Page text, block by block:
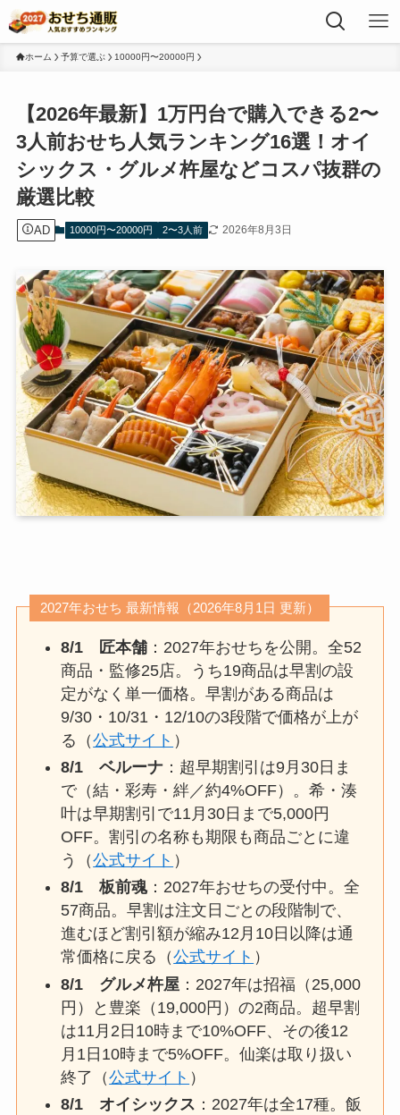
ホーム 予算で選ぶ 10000円〜20000円
【2026年最新】1万円台で購入できる2〜
3人前おせち人気ランキング16選！オイ
シックス・グルメ杵屋などコスパ抜群の
厳選比較
AD 10000円〜20000円 2〜3人前 2026年8月3日
2027年おせち 最新情報（2026年8月1日 更新）
8/1 匠本舗 ：2027年おせちを公開。全52
商品・監修25店。うち19商品は早割の設
定がなく単一価格。早割がある商品は
9/30・10/31・12/10の3段階で価格が上が
る（公式サイト ）
8/1 ベルーナ ：超早期割引は9月30日ま
で（結・彩寿・絆／約4%OFF）。希・湊
叶は早期割引で11月30日まで5,000円
OFF。割引の名称も期限も商品ごとに違
う（公式サイト ）
8/1 板前魂：2027年おせちの受付中。全
57商品。早割は注文日ごとの段階制で、
進むほど割引額が縮み12月10日以降は通
常価格に戻る（公式サイト ）
8/1 グルメ杵屋 ：2027年は招福（25,000
円）と豊楽（19,000円）の2商品。超早割
は11月2日10時まで10%OFF、その後12
月1日10時まで5%OFF。仙楽は取り扱い
終了（公式サイト ）
8/1 オイシックス ：2027年は全17種。飯